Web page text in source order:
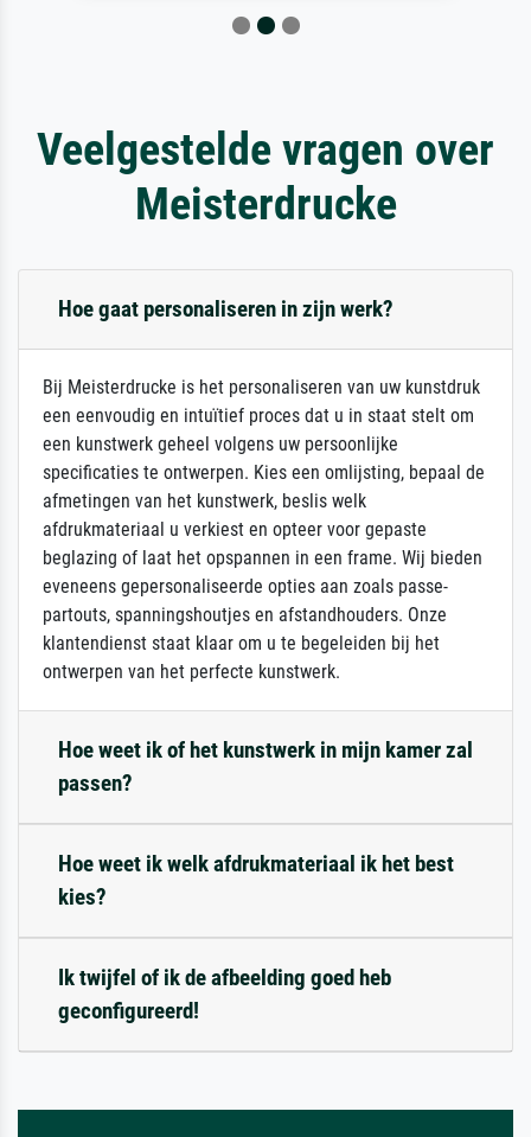
Veelgestelde vragen over
Meisterdrucke
Hoe gaat personaliseren in zijn werk?
Bij Meisterdrucke is het personaliseren van uw kunstdruk
een eenvoudig en intuïtief proces dat u in staat stelt om
een kunstwerk geheel volgens uw persoonlijke
specificaties te ontwerpen. Kies een omlijsting, bepaal de
afmetingen van het kunstwerk, beslis welk
afdrukmateriaal u verkiest en opteer voor gepaste
beglazing of laat het opspannen in een frame. Wij bieden
eveneens gepersonaliseerde opties aan zoals passe-
partouts, spanningshoutjes en afstandhouders. Onze
klantendienst staat klaar om u te begeleiden bij het
ontwerpen van het perfecte kunstwerk.
Hoe weet ik of het kunstwerk in mijn kamer zal
passen?
Hoe weet ik welk afdrukmateriaal ik het best
kies?
Ik twijfel of ik de afbeelding goed heb
geconfigureerd!